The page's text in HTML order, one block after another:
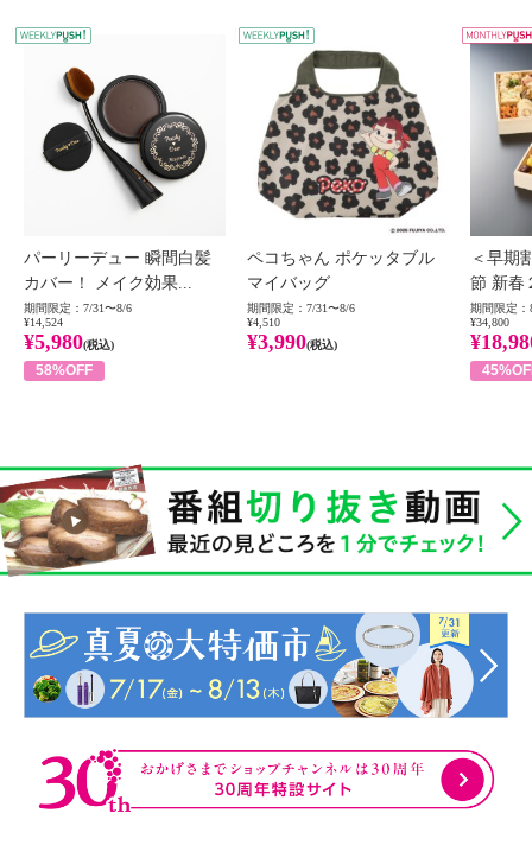
WEEKLY PUSH
パーリーデュー 瞬間白髪
カバー！ メイク効果...
期間限定：7/31〜8/6
¥14,524
¥5,980(税込)
58%OFF
ペコちゃん ポケッタブル
マイバッグ
期間限定：7/31〜8/6
¥4,510
¥3,990(税込)
＜早期
節 新春
期間限定：
¥34,800